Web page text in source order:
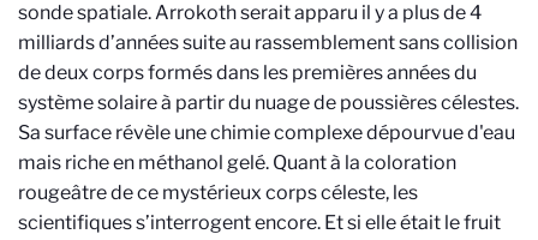
sonde spatiale. Arrokoth serait apparu il y a plus de 4
milliards d’années suite au rassemblement sans collision
de deux corps formés dans les premières années du
système solaire à partir du nuage de poussières célestes.
Sa surface révèle une chimie complexe dépourvue d'eau
mais riche en méthanol gelé. Quant à la coloration
rougeâtre de ce mystérieux corps céleste, les
scientifiques s’interrogent encore. Et si elle était le fruit